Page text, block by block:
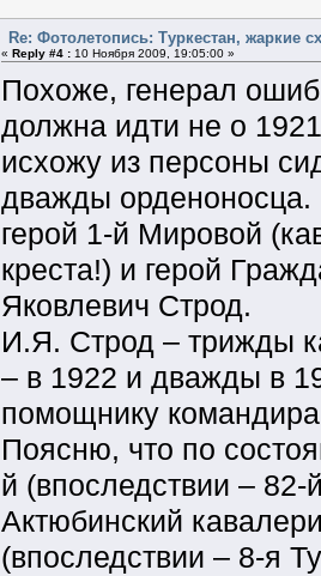
Re: Фотолетопись: Туркестан, жаркие
« Reply #4 :10 Ноября 2009, 19:05:00 »
Похоже, генерал
должна идти не о
исхожу из персоны
дважды орденоносца.
герой 1-й Мировой
креста!) и герой
Яковлевич Строд.
И.Я. Строд – трижды
– в 1922 и дважды в
помощнику командира
Поясню, что по
й (впоследствии –
Актюбинский
(впоследствии – 8-я